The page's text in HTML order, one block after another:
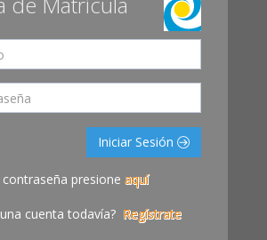
Iniciar Sesión
presione aquí
cuenta todavía? Regístrate